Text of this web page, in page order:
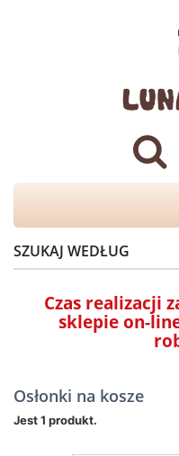
SZUKAJ WEDŁUG
Czas realizacji
sklepie on-
Osłonki na kosze
Jest 1 produkt.